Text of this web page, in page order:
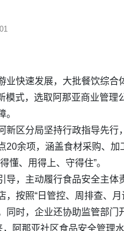
业快速发展，大批餐饮综
模式，选取阿那亚商业管
。
新区分局坚持行政指导先
20余项，涵盖食材采购、
懂、用得上、守得住”。
导，主动履行食品安全主体
，按照“日管控、周排查、
同时，企业还协助监管部门
，阿那亚社区食品安全管